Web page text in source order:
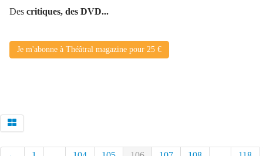
Des critiques, des DVD...
Je m'abonne à Théâtral magazine pour 25 €